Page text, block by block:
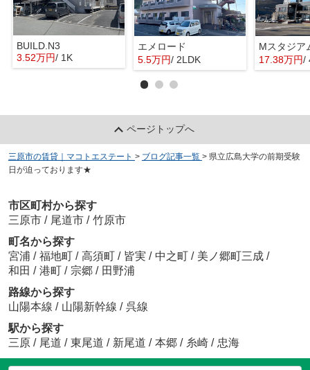
BUILD.N3
3.52万円/ 1K
エメロード
5.5万円/ 2LDK
Mスタジア
17.38万円/
ページトップへ
三原市の賃貸｜マコトエステート > ブログ記事一覧 > 県立広島大学の前期受験
日が迫っております★
市区町村から探す
三原市 / 尾道市 / 竹原市
町名から探す
宮浦 / 福地町 / 高須町 / 皆実 / 中之町 / 美ノ郷町三成 /
和田 / 港町 / 宗郷 / 田野浦
路線から探す
山陽本線 / 山陽新幹線 / 呉線
駅から探す
三原 / 尾道 / 東尾道 / 新尾道 / 本郷 / 糸崎 / 忠海